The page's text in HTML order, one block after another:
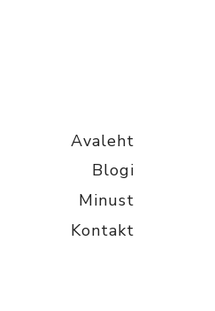
Avaleht
Blogi
Minust
Kontakt